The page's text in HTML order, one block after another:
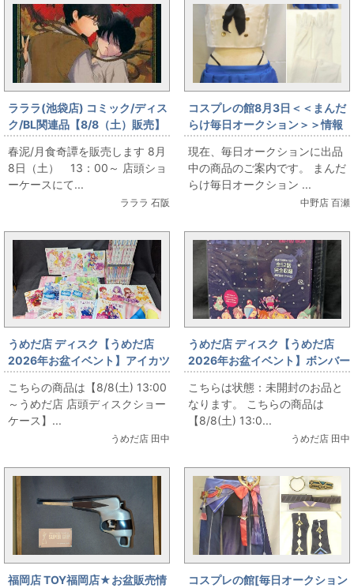
ラララ(池袋店) コミック/ディス
ク/BL関連品【8/8（土）販売】
🌕春泥/月食奇譚を販売します🌕
春泥/月食奇譚を販売します 8月
8日（土） 13：00～ 店頭ショ
ーケースにて...
ラララ 石阪
コスプレの館8月3日＜＜まんだ
らけ毎日オークション＞＞情報
です
現在、毎日オークションに出品
中の商品のご案内です。 まんだ
らけ毎日オークション ...
中野店 百瀬
うめだ店 ディスク【うめだ店
2026年お盆イベント】アイカツ
シリーズ Blu-ray各種まとめて
お出しします!
こちらの商品は【8/8(土) 13:00
～うめだ店 店頭ディスクショー
ケース】...
うめだ店 田中
うめだ店 ディスク【うめだ店
2026年お盆イベント】ボンバー
マンジェッターズ 宇宙にひとつ
しかないBlu-ray BOX 初回版
こちらは状態：未開封のお品と
なります。 こちらの商品は
【8/8(土) 13:0...
うめだ店 田中
福岡店 TOY福岡店★お盆販売情
コスプレの館[毎日オークション